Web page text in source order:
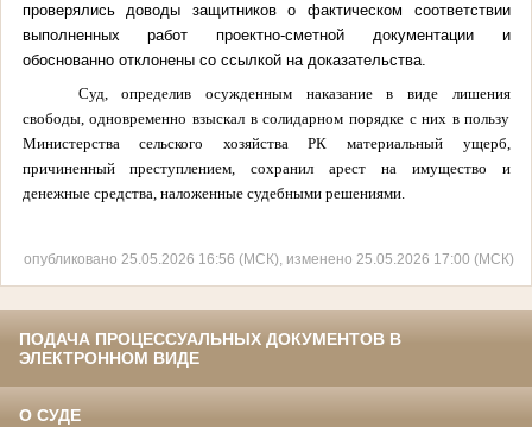
проверялись доводы защитников о фактическом соответствии
выполненных работ проектно-сметной документации и
обоснованно отклонены со ссылкой на доказательства.
Суд, определив осужденным наказание в виде лишения
свободы, одновременно взыскал в солидарном порядке с них в пользу
Министерства сельского хозяйства РК материальный ущерб,
причиненный преступлением, сохранил арест на имущество и
денежные средства, наложенные судебными решениями.
опубликовано 25.05.2026 16:56 (МСК), изменено 25.05.2026 17:00 (МСК)
ПОДАЧА ПРОЦЕССУАЛЬНЫХ ДОКУМЕНТОВ В
ЭЛЕКТРОННОМ ВИДЕ
О СУДЕ